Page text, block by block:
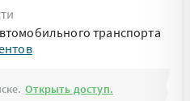
транспорта
Открыть доступ.